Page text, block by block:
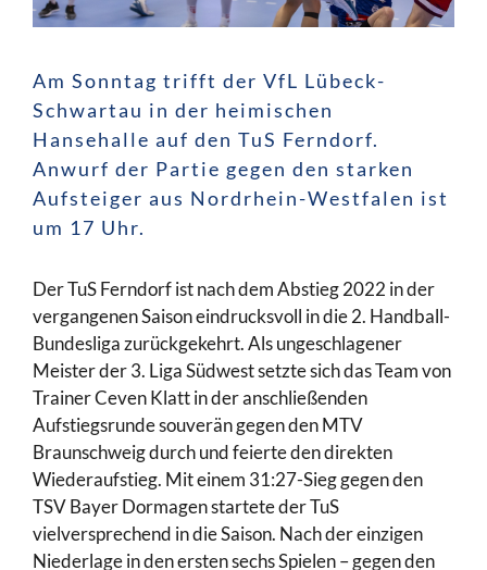
Am Sonntag trifft der VfL Lübeck-
Schwartau in der heimischen
Hansehalle auf den TuS Ferndorf.
Anwurf der Partie gegen den starken
Aufsteiger aus Nordrhein-Westfalen ist
um 17 Uhr.
Der TuS Ferndorf ist nach dem Abstieg 2022 in der
vergangenen Saison eindrucksvoll in die 2. Handball-
Bundesliga zurückgekehrt. Als ungeschlagener
Meister der 3. Liga Südwest setzte sich das Team von
Trainer Ceven Klatt in der anschließenden
Aufstiegsrunde souverän gegen den MTV
Braunschweig durch und feierte den direkten
Wiederaufstieg. Mit einem 31:27-Sieg gegen den
TSV Bayer Dormagen startete der TuS
vielversprechend in die Saison. Nach der einzigen
Niederlage in den ersten sechs Spielen – gegen den